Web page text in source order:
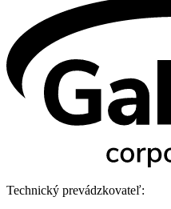
Technický prevádzkovateľ: